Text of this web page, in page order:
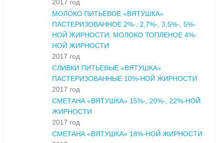
2017 год
МОЛОКО ПИТЬЕВОЕ «ВЯТУШКА»
ПАСТЕРИЗОВАННОЕ 2%-, 2,7%-, 3,5%-, 5%-
НОЙ ЖИРНОСТИ; МОЛОКО ТОПЛЕНОЕ 4%-
НОЙ ЖИРНОСТИ
2017 год
СЛИВКИ ПИТЬЕВЫЕ «ВЯТУШКА»
ПАСТЕРИЗОВАННЫЕ 10%-НОЙ ЖИРНОСТИ
2017 год
СМЕТАНА «ВЯТУШКА» 15%-, 20%-, 22%-НОЙ
ЖИРНОСТИ
2017 год
СМЕТАНА «ВЯТУШКА» 18%-НОЙ ЖИРНОСТИ